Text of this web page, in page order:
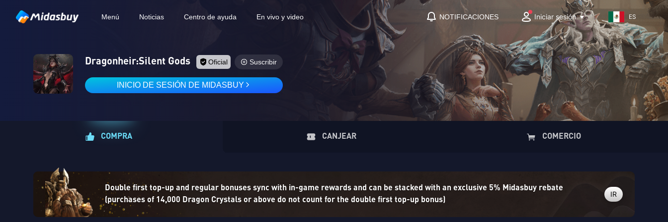
Menú Noticias Centro de ayuda En vivo y video NOTIFICACIONES Iniciar sesión ES
Dragonheir:Silent Gods Oficial Suscribir
INICIO DE SESIÓN DE MIDASBUY
COMPRA CANJEAR COMERCIO
Double first top-up and regular bonuses sync with in-game rewards and can be stacked with an exclusive 5% Midasbuy rebate
(purchases of 14,000 Dragon Crystals or above do not count for the double first top-up bonus)
IR